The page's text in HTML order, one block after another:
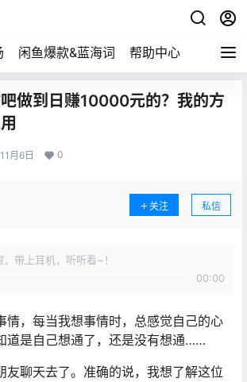
闲鱼爆款&蓝海词 帮助中心
做到日赚10000元的？我的方
月6日 0
关注 私信
，带上耳机，听听看~！
00:00
情，每当我想事情时，总感觉自己的心
道是自己想通了，还是没有想通……
友聊天去了。准确的说，我想了解这位